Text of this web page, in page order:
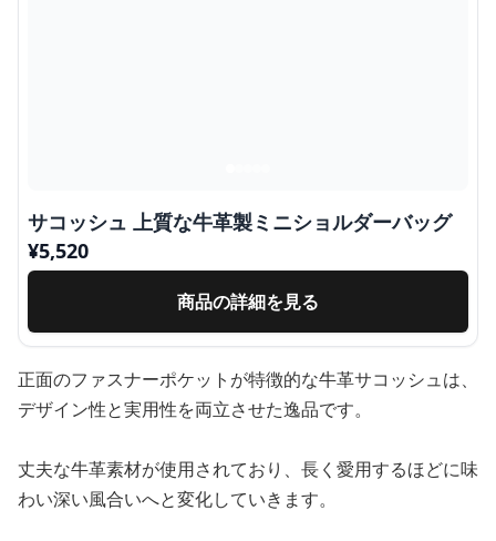
サコッシュ 上質な牛革製ミニショルダーバッグ
¥5,520
商品の詳細を見る
正面のファスナーポケットが特徴的な牛革サコッシュは、
デザイン性と実用性を両立させた逸品です。
丈夫な牛革素材が使用されており、長く愛用するほどに味
わい深い風合いへと変化していきます。